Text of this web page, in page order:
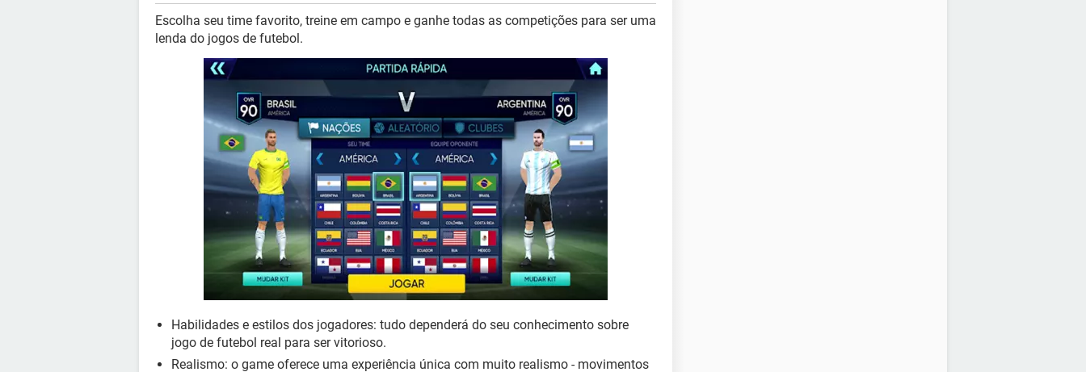
Escolha seu time favorito, treine em campo e ganhe todas as competições para ser uma
lenda do jogos de futebol.
Habilidades e estilos dos jogadores: tudo dependerá do seu conhecimento sobre
jogo de futebol real para ser vitorioso.
Realismo: o game oferece uma experiência única com muito realismo - movimentos